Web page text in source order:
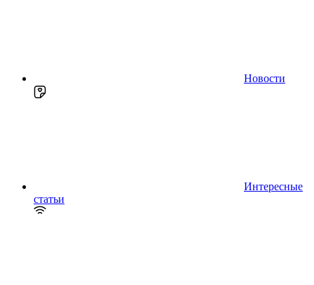
Новости
Интересные
статьи